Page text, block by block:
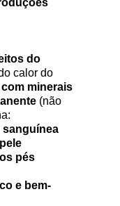
do
calor do
minerais
(não
pés
e bem-